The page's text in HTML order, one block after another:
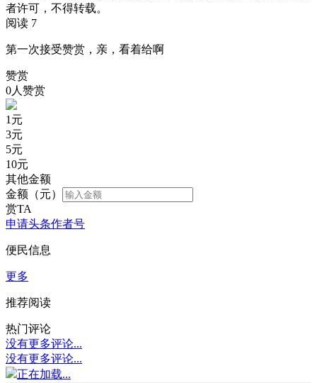
者许可，不得转载。
阅读 7
第一次接受赞赏，亲，看着给啊
赞赏
0人赞赏
1 元
3元
5元
10元
其他金额
金额（元）
赏TA
申请头条作者号
便民信息
更多
推荐阅读
热门评论
没有更多评论...
没有更多评论...
正在加载...